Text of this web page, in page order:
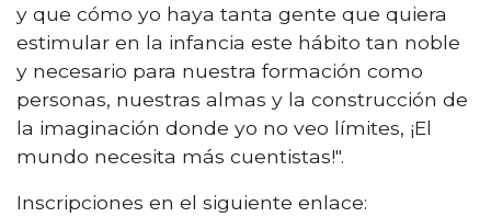
y que cómo yo haya tanta gente que quiera
estimular en la infancia este hábito tan noble
y necesario para nuestra formación como
personas, nuestras almas y la construcción de
la imaginación donde yo no veo límites, ¡El
mundo necesita más cuentistas!".
Inscripciones en el siguiente enlace: